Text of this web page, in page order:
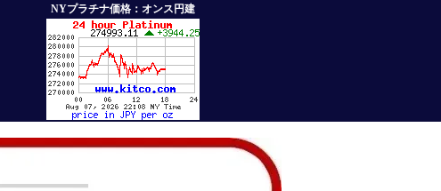
NYプラチナ価格：オンス円建